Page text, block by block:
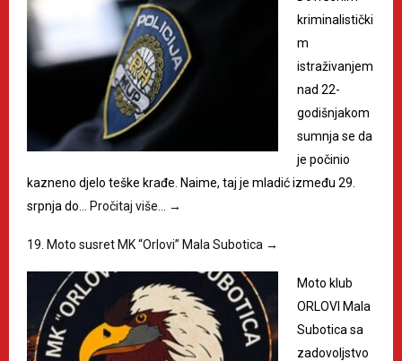
kriminalistički
m
istraživanjem
nad 22-
godišnjakom
sumnja se da
je počinio
kazneno djelo teške krađe. Naime, taj je mladić između 29.
srpnja do… Pročitaj više… →
19. Moto susret MK “Orlovi” Mala Subotica →
Moto klub
ORLOVI Mala
Subotica sa
zadovoljstvo